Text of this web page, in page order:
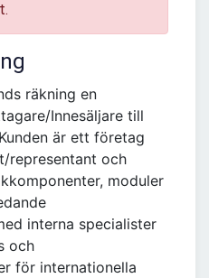
räkning en
Innesäljare till
är ett företag
representant och
moduler
interna specialister
och
för internationella